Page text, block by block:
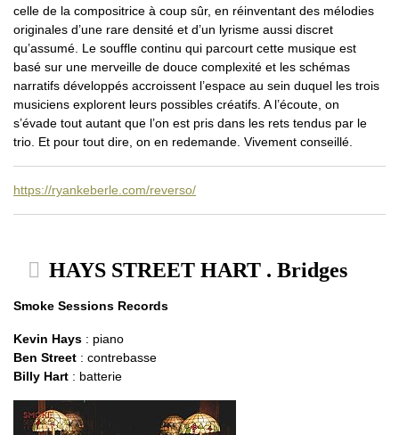
celle de la compositrice à coup sûr, en réinventant des mélodies
originales d’une rare densité et d’un lyrisme aussi discret
qu’assumé. Le souffle continu qui parcourt cette musique est
basé sur une merveille de douce complexité et les schémas
narratifs développés accroissent l’espace au sein duquel les trois
musiciens explorent leurs possibles créatifs. A l’écoute, on
s’évade tout autant que l’on est pris dans les rets tendus par le
trio. Et pour tout dire, on en redemande. Vivement conseillé.
https://ryankeberle.com/reverso/
HAYS STREET HART . Bridges
Smoke Sessions Records
Kevin Hays : piano
Ben Street : contrebasse
Billy Hart : batterie